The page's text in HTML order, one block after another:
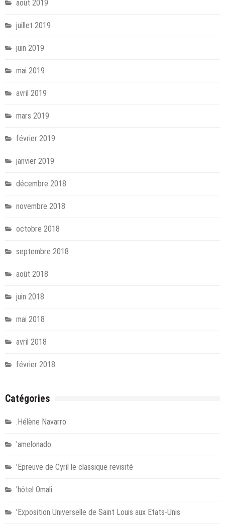
août 2019
juillet 2019
juin 2019
mai 2019
avril 2019
mars 2019
février 2019
janvier 2019
décembre 2018
novembre 2018
octobre 2018
septembre 2018
août 2018
juin 2018
mai 2018
avril 2018
février 2018
Catégories
.Hélène Navarro
'amelonado
'Epreuve de Cyril le classique revisité
'hôtel Omali
’Exposition Universelle de Saint Louis aux Etats-Unis